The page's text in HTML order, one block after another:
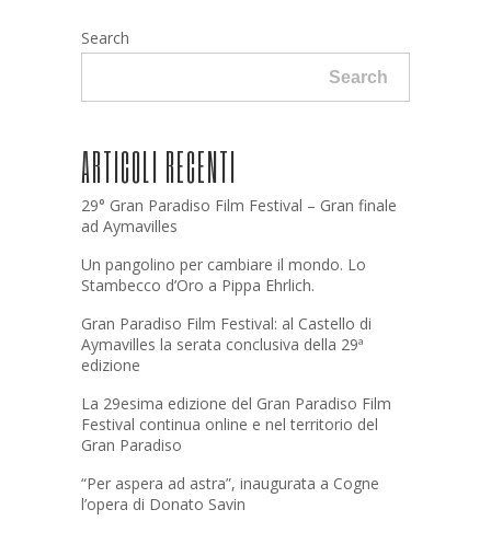
Search
Search
ARTICOLI RECENTI
29° Gran Paradiso Film Festival – Gran finale
ad Aymavilles
Un pangolino per cambiare il mondo. Lo
Stambecco d’Oro a Pippa Ehrlich.
Gran Paradiso Film Festival: al Castello di
Aymavilles la serata conclusiva della 29ª
edizione
La 29esima edizione del Gran Paradiso Film
Festival continua online e nel territorio del
Gran Paradiso
“Per aspera ad astra”, inaugurata a Cogne
l’opera di Donato Savin